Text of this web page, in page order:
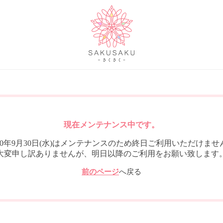
現在メンテナンス中です。
年9月30日(水)はメンテナンスのため終日ご利用いただけませ
変申し訳ありませんが、明日以降のご利用をお願い致します
前のページへ戻る